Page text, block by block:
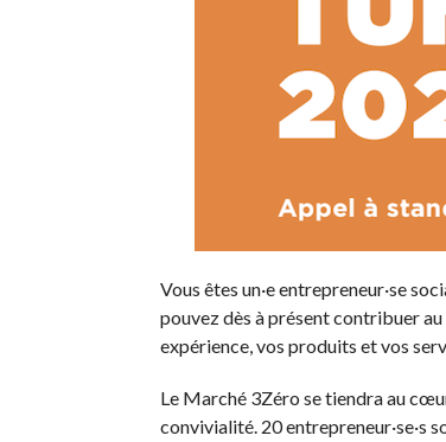
Vous êtes un·e entrepreneur·se
pouvez dès à présent contribuer
expérience, vos produits et vos
Le Marché 3Zéro se tiendra au
convivialité. 20 entrepreneur·se·s